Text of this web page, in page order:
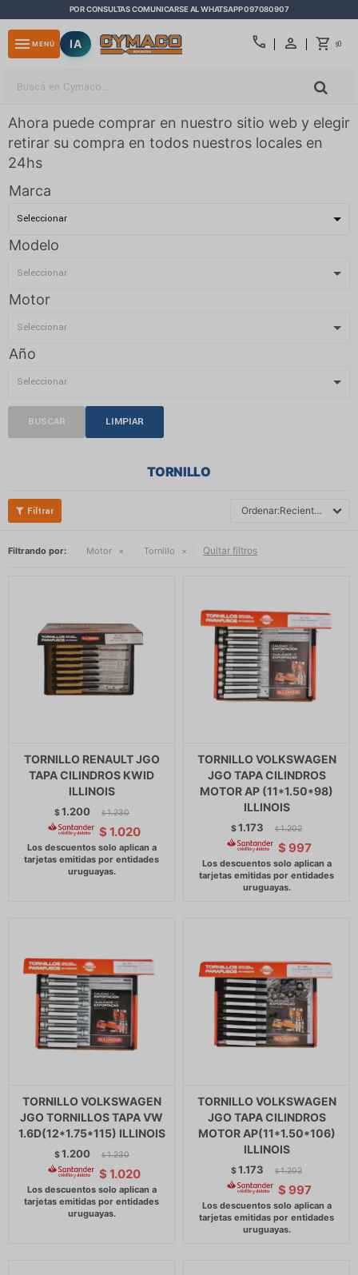
POR CONSULTAS COMUNICARSE AL WHATSAPP 097080907
call $0
menu MENÚ IA
Ahora puede comprar en nuestro sitio web y elegir
retirar su compra en todos nuestros locales en
24hs
Marca
Modelo
Motor
Año
BUSCAR LIMPIAR
TORNILLO
Recientes
Filtrando por: Motor Tornillo Quitar filtros
TORNILLO RENAULT JGO
TAPA CILINDROS KWID
ILLINOIS
$1.200 $ 1.230
$ 1.020
TORNILLO VOLKSWAGEN
JGO TAPA CILINDROS
MOTOR AP (11*1.50*98)
ILLINOIS
$1.173 $ 1.202
$ 997
TORNILLO VOLKSWAGEN
JGO TORNILLOS TAPA VW
1.6D(12*1.75*115) ILLINOIS
$1.200 $ 1.230
$ 1.020
TORNILLO VOLKSWAGEN
JGO TAPA CILINDROS
MOTOR AP(11*1.50*106)
ILLINOIS
$1.173 $ 1.202
$ 997
close